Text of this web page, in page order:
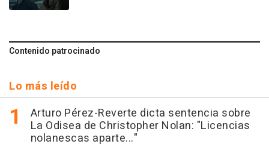
Contenido patrocinado
Lo más leído
Arturo Pérez-Reverte dicta sentencia sobre
La Odisea de Christopher Nolan: "Licencias
nolanescas aparte..."